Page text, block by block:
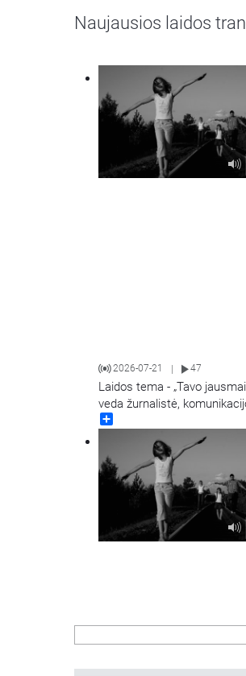
Naujausios laidos
2026-07-21 47
Laidos tema - „Tavo
veda žurnalistė,